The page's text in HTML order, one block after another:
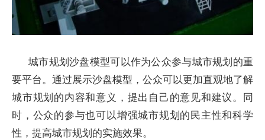
城市规划沙盘模型可以作为公众参与城市规划的重
要平台。通过展示沙盘模型，公众可以更加直观地了解
城市规划的内容和意义，提出自己的意见和建议。同
时，公众的参与也可以增强城市规划的民主性和科学
性，提高城市规划的实施效果。